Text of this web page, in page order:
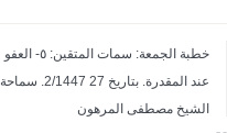
خطبة الجمعة: سمات المتقين: ٥- العفو
عند المقدرة. بتاريخ 27 2/1447. سماحة
الشيخ مصطفى المرهون